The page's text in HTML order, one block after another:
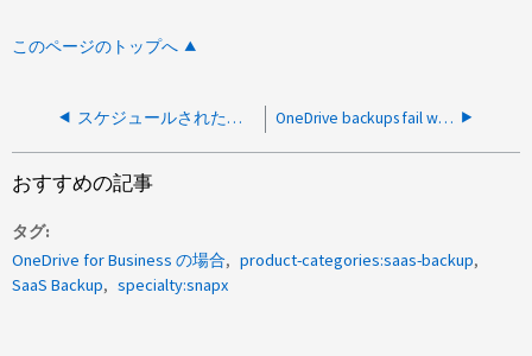
このページのトップへ
スケジュールされたバックアップにOffice 365 Tier 3 Backupが表示されない OneDrive backups fail with "User drive does not exist" error
おすすめの記事
タグ
OneDrive for Business の場合
product-categories:saas-backup
SaaS Backup
specialty:snapx